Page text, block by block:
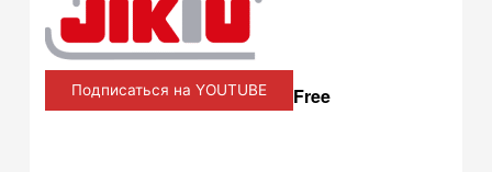
Подписаться на YOUTUBE Free